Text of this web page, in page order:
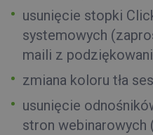
usunięcie stopki
systemowych
maili z
zmiana koloru tła
usunięcie
stron webinarowych